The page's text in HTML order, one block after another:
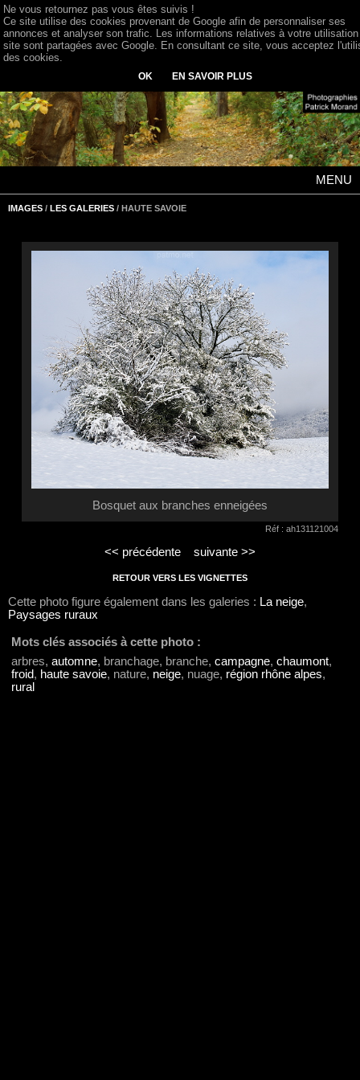
MENU
IMAGES / LES GALERIES / HAUTE SAVOIE
Bosquet aux branches enneigées
Réf : ah131121004
<< précédente suivante >>
RETOUR VERS LES VIGNETTES
Cette photo figure également dans les galeries : La neige,
Paysages ruraux
Mots clés associés à cette photo :
arbres, automne, branchage, branche, campagne, chaumont,
froid, haute savoie, nature, neige, nuage, région rhône alpes,
rural
Ne vous retournez pas vous êtes suivis !
Ce site utilise des cookies provenant de Google afin de personnaliser ses
annonces et analyser son trafic. Les informations relatives à votre
site sont partagées avec Google. En consultant ce site, vous acceptez
des cookies.
OK EN SAVOIR PLUS